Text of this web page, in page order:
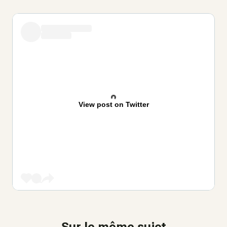
View post on Twitter